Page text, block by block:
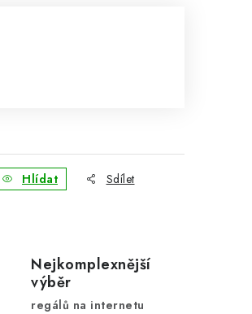
Hlídat Sdílet
Nejkomplexnější
výběr
regálů na internetu